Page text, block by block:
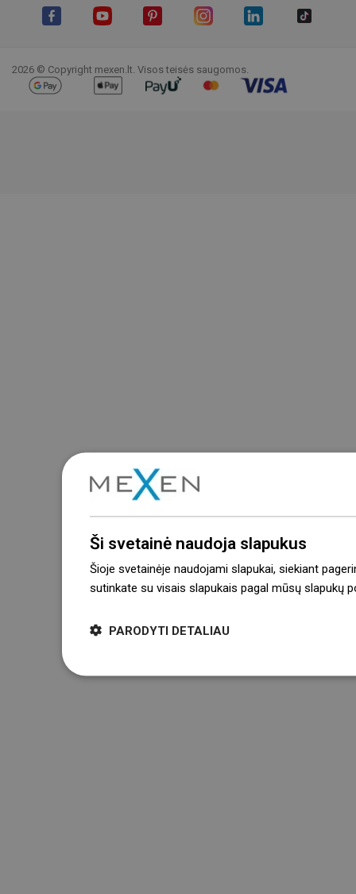
2026 © Copyright mexen.lt. Visos teisės saugomos.
Ši svetainė naudoja slapukus
Šioje svetainėje naudojami slapukai, siekiant
sutinkate su visais slapukais pagal mūsų slapukų
PARODYTI DETALIAU